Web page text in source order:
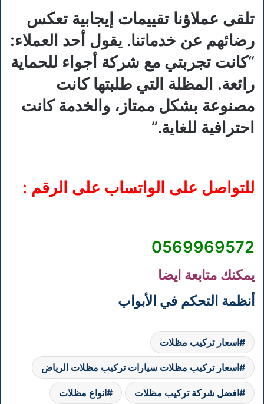
تلقى عملاؤنا تقييمات إيجابية تعكس
رضائهم عن خدماتنا. يقول أحد العملاء:
“كانت تجربتي مع شركة أجواء للحماية
رائعة. المظلة التي طلبتها كانت
مصنوعة بشكل ممتاز، والخدمة كانت
احترافية للغاية.”
للتواصل على الواتساب على الرقم :
0569969572
يمكنك متابعة ايضا
أنظمة التحكم في الأبواب
اسعار تركيب مظلات
اسعار تركيب مظلات سيارات تركيب مظلات الرياض
افضل شركة تركيب مظلات انواع مظلات